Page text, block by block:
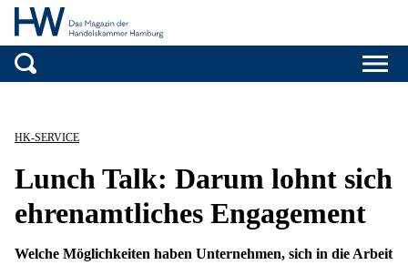
Handelskammer
HK-SERVICE
Lunch Talk: Darum lohnt sich
ehrenamtliches Engagement
Welche Möglichkeiten haben Unternehmen, sich in die Arbeit